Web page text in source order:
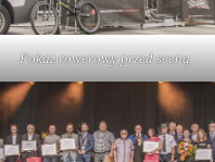
Pokaz rowerowy przed sceną.